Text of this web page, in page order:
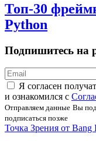
Топ-30
Python
Подпишитесь на
Я соглаcен
и ознакомился с
Отправляем данные Вы
подписаться позже
Точка Зрения от Bang